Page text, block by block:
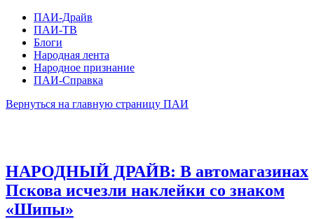
ПАИ-Драйв
ПАИ-ТВ
Блоги
Народная лента
Народное признание
ПАИ-Справка
Вернуться на главную страницу ПАИ
НАРОДНЫЙ ДРАЙВ: В автомагазинах
Пскова исчезли наклейки со знаком
«Шипы»